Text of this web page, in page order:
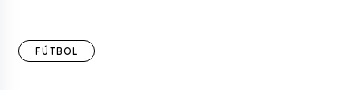
FÚTBOL